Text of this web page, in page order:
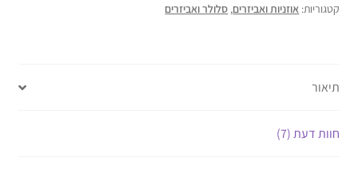
קטגוריות: אוזניות ואביזרים, סלולר ואביזרים
תיאור
חוות דעת (7)